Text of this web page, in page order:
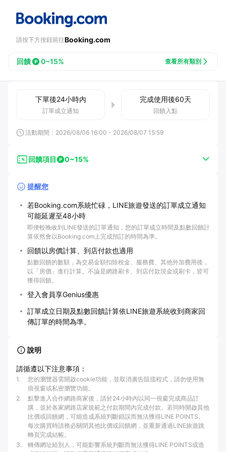
請按下方按鈕前往Booking.com
回饋 0~15% 查看所有類別
下單後24小時內
訂單成立通知
完成使用後60天
回饋入點
活動期間： 2026/08/06 16:00 - 2026/08/07 15:59
回饋項目 0~15%
提醒您
若Booking.com系統忙碌，LINE旅遊發送的訂單成立通知
可能延遲至48小時
即便較晚收到LINE發送的訂單通知，您的訂單成立時間及點數回饋計
算依然會以Booking.com上完成預訂的時間為準。
回饋以房價計算、到店付款也適用
點數回饋的數額，為交易金額扣除稅金、服務費、其他外加費用後，
以「房價」進行計算。不論是網路刷卡、到店付款現金或刷卡，皆可
獲得回饋。
登入會員享Genius優惠
訂單成立日期及點數回饋計算依LINE旅遊系統收到商家回
傳訂單的時間為準。
說明
請循遵以下注意事項：
1.
您的瀏覽器需開啟cookie功能，並取消廣告阻擋程式，請勿使用無
痕視窗或私密瀏覽功能。
2.
點擊進入合作網路商家後，請於24小時內以同一視窗完成商品訂
購，並於各家網路店家規範之付款期間內完成付款。若同時開啟其他
比價或回饋網，可能造成系統判斷錯誤而無法獲得LINE POINTS。
每次購買時請務必關閉其他比價或回饋網，並重新通過LINE旅遊跳
轉頁完成結帳。
3.
轉傳網址給別人，可能影響系統判斷而無法獲得LINE POINTS或造